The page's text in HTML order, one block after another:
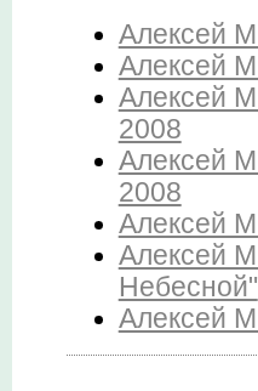
Алексей
Алексей
Алексей
2008
Алексей
2008
Алексей
Алексей
Небесной"
Алексей